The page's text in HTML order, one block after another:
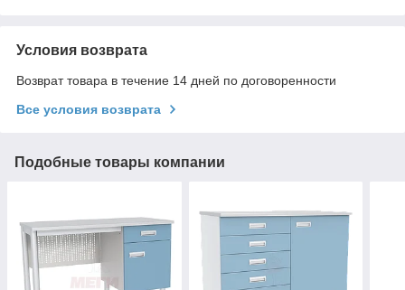
Условия возврата
Возврат товара в течение 14 дней по договоренности
Все условия возврата
Подобные товары компании